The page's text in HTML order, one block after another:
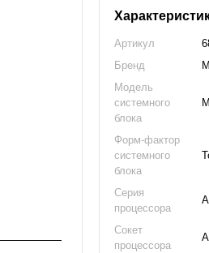
Артикул
Бренд
Модель
системного
блока
Форм-фактор
системного
блока
Серия
процессора
Сокет
процессора